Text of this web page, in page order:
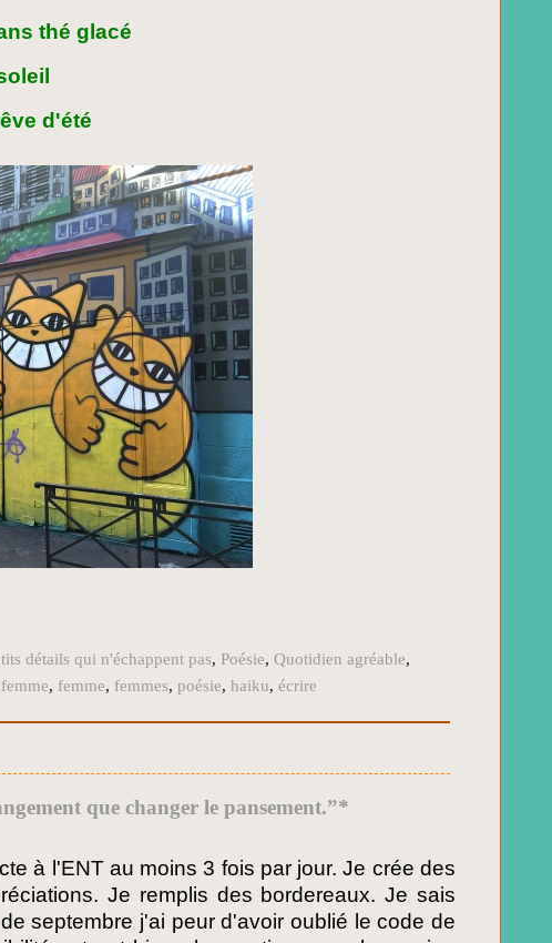
thé glacé
d'été
détails qui n'échappent pas, Poésie, Quotidien agréable,
, femme, femmes, poésie, haiku, écrire
que changer le pansement.”*
à l'ENT au moins 3 fois par jour. Je crée des
Je remplis des bordereaux. Je sais
septembre j'ai peur d'avoir oublié le code de